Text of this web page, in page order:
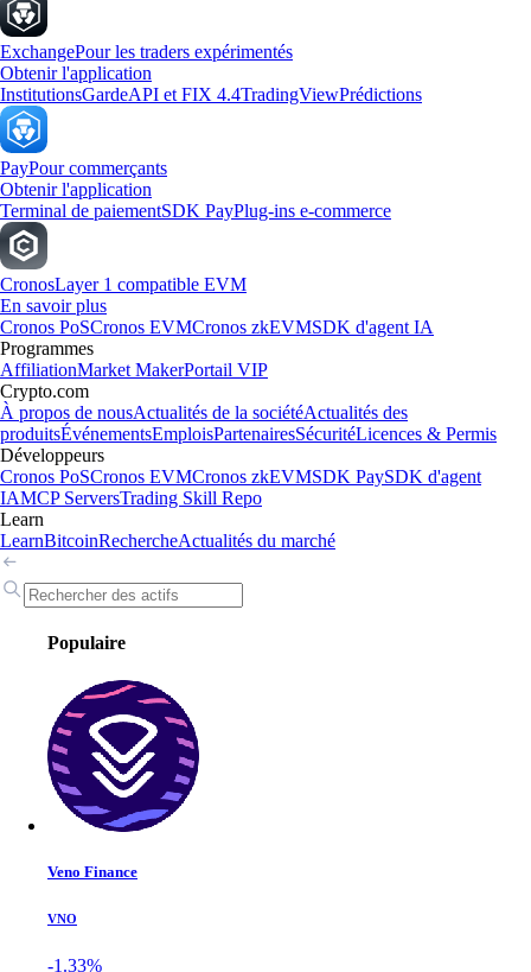
ExchangePour les traders expérimentés
Obtenir l'application
InstitutionsGardeAPI et FIX 4.4TradingViewPrédictions
PayPour commerçants
Obtenir l'application
Terminal de paiementSDK PayPlug-ins e-commerce
CronosLayer 1 compatible EVM
En savoir plus
Cronos PoSCronos EVMCronos zkEVMSDK d'agent IA
Programmes
AffiliationMarket MakerPortail VIP
Crypto.com
À propos de nousActualités de la sociétéActualités des
produitsÉvénementsEmploisPartenairesSécuritéLicences & Permis
Développeurs
Cronos PoSCronos EVMCronos zkEVMSDK PaySDK d'agent
IAMCP ServersTrading Skill Repo
Learn
LearnBitcoinRechercheActualités du marché
Populaire
Veno Finance
VNO
-1.33%